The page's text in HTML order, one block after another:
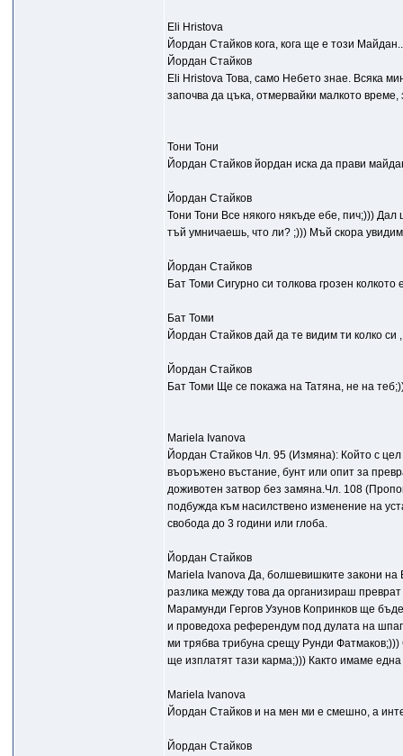
Eli Hristova
Йордан Стайков кога, кога ще е този
Йордан Стайков
Eli Hristova Това, само Небето знае. Всяка
започва да цъка, отмервайки малкото време,
Тони Тони
Йордан Стайков йордан иска да прави
Йордан Стайков
Тони Тони Все някого някъде ебе, пич;)))
тъй умничаешь, что ли? ;))) Мъй скора
Йордан Стайков
Бат Томи Сигурно си толкова грозен
Бат Томи
Йордан Стайков дай да те видим ти колко
Йордан Стайков
Бат Томи Ще се покажа на Татяна, не на
Mariela Ivanova
Йордан Стайков Чл. 95 (Измяна): Който с
въоръжено въстание, бунт или опит за
доживотен затвор без замяна.Чл. 108
подбужда към насилствено изменение на
свобода до 3 години или глоба.
Йордан Стайков
Mariela Ivanova Да, болшевишките закони на
разлика между това да организираш
Марамунди Гергов Узунов Копринков ще
и проведоха референдум под дулата на
ми трябва трибуна срещу Рунди
ще изплатят тази карма;))) Както имаме
Mariela Ivanova
Йордан Стайков и на мен ми е смешно, а
Йордан Стайков